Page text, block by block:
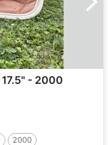
- 2000
2000